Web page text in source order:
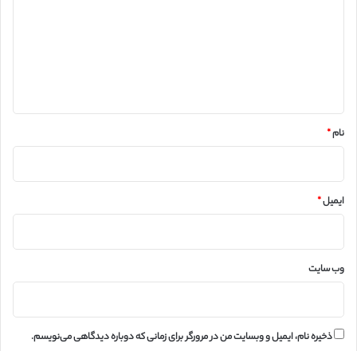
نام*
ایمیل*
وب‌ سایت
ذخیره نام، ایمیل و وبسایت من در مرورگر برای زمانی که دوباره دیدگاهی می‌نویسم.